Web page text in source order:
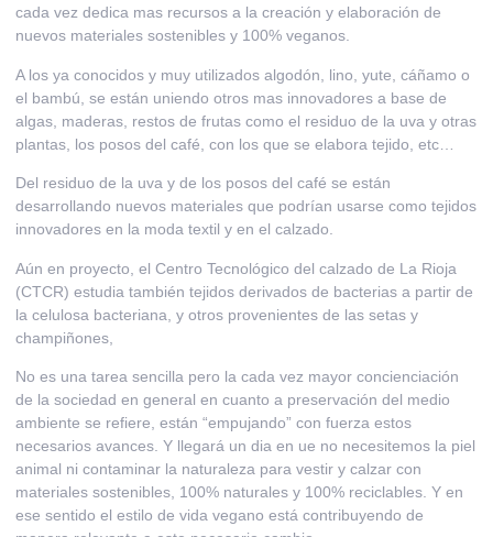
cada vez dedica mas recursos a la creación y elaboración de
nuevos materiales sostenibles y 100% veganos.
A los ya conocidos y muy utilizados algodón, lino, yute, cáñamo o
el bambú , se están uniendo otros mas innovadores a base de
algas, maderas, restos de frutas como el residuo de la uva y otras
plantas, los posos del café, con los que se elabora tejido, etc…
Del residuo de la uva y de los posos del café se están
desarrollando nuevos materiales que podrían usarse como tejidos
innovadores en la moda textil y en el calzado.
Aún en proyecto, el Centro Tecnológico del calzado de La Rioja
(CTCR) estudia también tejidos derivados de bacterias a partir de
la celulosa bacteriana, y otros provenientes de las setas y
champiñones
No es una tarea sencilla pero la cada vez mayor concienciación
de la sociedad en general en cuanto a preservación del medio
ambiente se refiere, están “empujando” con fuerza estos
necesarios avances. Y llegará un dia en ue no necesitemos la piel
animal ni contaminar la naturaleza para vestir y calzar con
materiales sostenibles, 100% naturales y 100% reciclables. Y en
ese sentido el estilo de vida vegano está contribuyendo de